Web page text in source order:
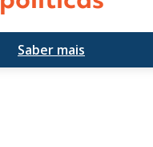
Saber mais